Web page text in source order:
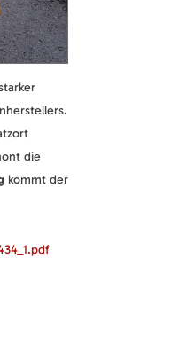
die
kommt der